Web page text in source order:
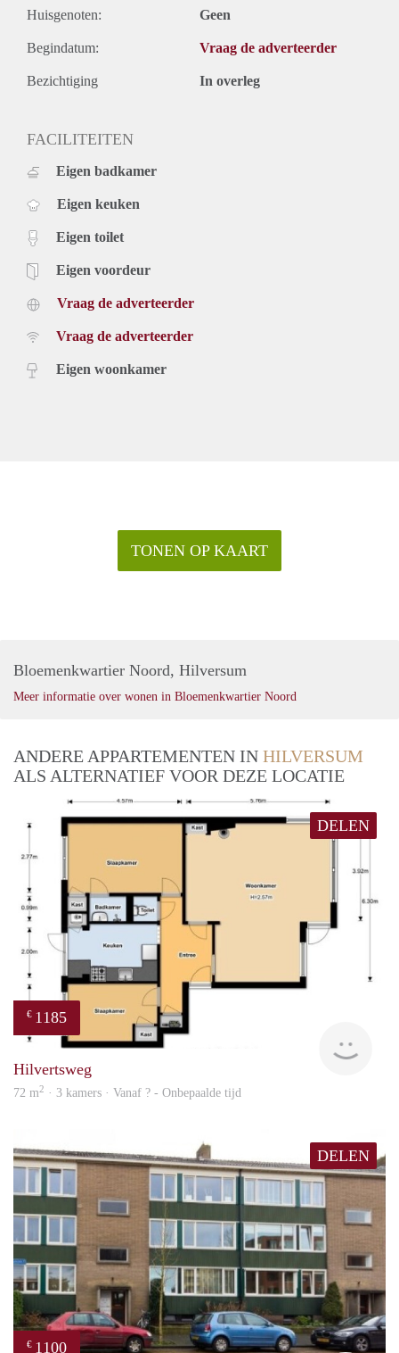
Huisgenoten: Geen
Begindatum: Vraag de adverteerder
Bezichtiging In overleg
FACILITEITEN
Eigen badkamer
Eigen keuken
Eigen toilet
Eigen voordeur
Vraag de adverteerder
Vraag de adverteerder
Eigen woonkamer
TONEN OP KAART
Bloemenkwartier Noord, Hilversum
Meer informatie over wonen in Bloemenkwartier Noord
ANDERE APPARTEMENTEN IN HILVERSUM
ALS ALTERNATIEF VOOR DEZE LOCATIE
DELEN
€ 1185
Hilvertsweg
72 m2 · 3 kamers · Vanaf ? - Onbepaalde tijd
DELEN
€ 1100